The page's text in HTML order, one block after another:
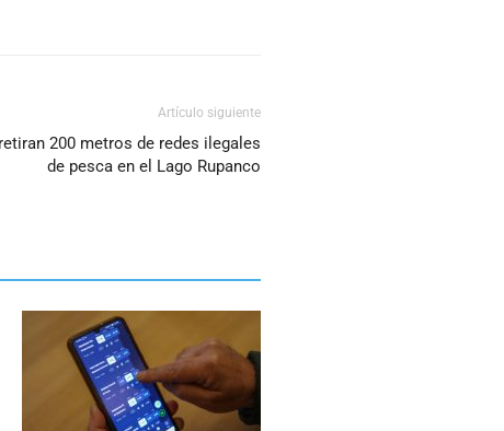
Artículo siguiente
200 metros de redes ilegales
de pesca en el Lago Rupanco